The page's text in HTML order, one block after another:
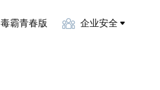
毒霸青春版 企业安全